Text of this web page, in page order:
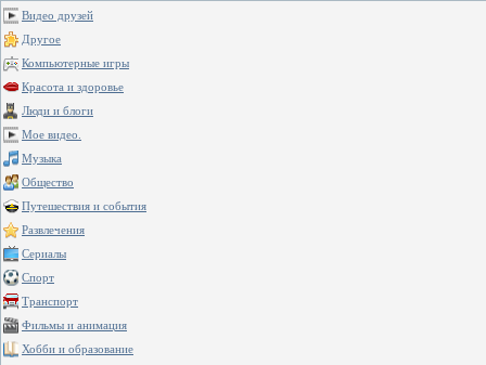
Видео друзей
Другое
Компьютерные игры
Красота и здоровье
Люди и блоги
Мое видео.
Музыка
Общество
Путешествия и события
Развлечения
Сериалы
Спорт
Транспорт
Фильмы и анимация
Хобби и образование